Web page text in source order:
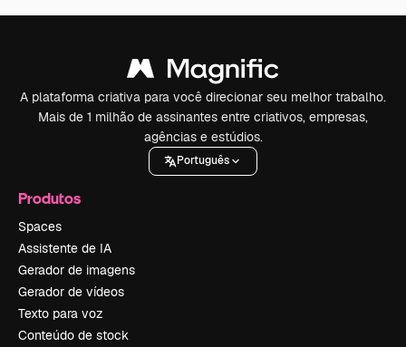
A plataforma criativa para você direcionar seu melhor trabalho.
Mais de 1 milhão de assinantes entre criativos, empresas,
agências e estúdios.
Português
Produtos
Spaces
Assistente de IA
Gerador de imagens
Gerador de vídeos
Texto para voz
Conteúdo de stock